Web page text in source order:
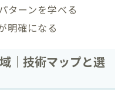
ターンを学べる
明確になる
｜技術マップと選